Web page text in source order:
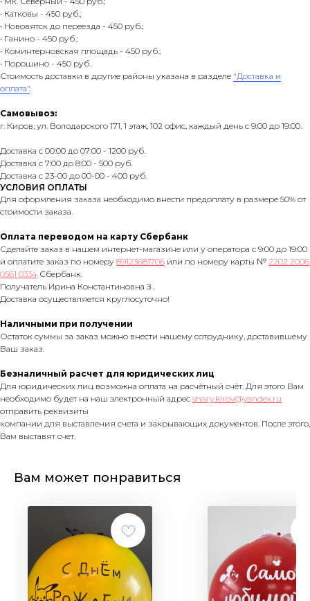
• Катковы - 450 руб.;
• Нововятск до переезда - 450 руб.;
• Ганино - 450 руб.;
• Коминтерновская площадь - 450 руб.;
• Порошино - 450 руб.
Стоимость доставки в другие районы указана в разделе "Доставка и
оплата".
Самовывоз:
г. Киров, ул. Володарского 171, 1 этаж, 102 офис, каждый день с 9:00 до 19:00.
Доставка с 00:00 до 07:00 - 1200 руб.
Доставка с 7:00 до 8:00 - 500 руб.
Доставка с 23-00 до 00-00 - 400 руб.
УСЛОВИЯ ОПЛАТЫ
Для оформления заказа необходимо внести предоплату в размере 50% от
стоимости заказа.
Оплата переводом на карту Сбербанк
Сделайте заказ в нашем интернет-магазине или у оператора с 9:00 до 19:00
и оплатите заказ по номеру 89123681706 или по номеру карты № 2202 2006
0561 0334 Сбербанк.
Получатель Ирина Константиновна З .
Доставка осуществляется круглосуточно!
Наличными при получении
Остаток суммы за заказ можно внести нашему сотруднику, доставившему
Ваш заказ.
Безналичный расчет для юридических лиц
Для юридических лиц возможна оплата на расчётный счёт. Для этого Вам
необходимо будет на наш электронный адрес shary.kirov@yandex.ru
отправить реквизиты
компании для выставления счета и закрывающих документов. После этого,
Вам выставят счет.
Вам может понравиться